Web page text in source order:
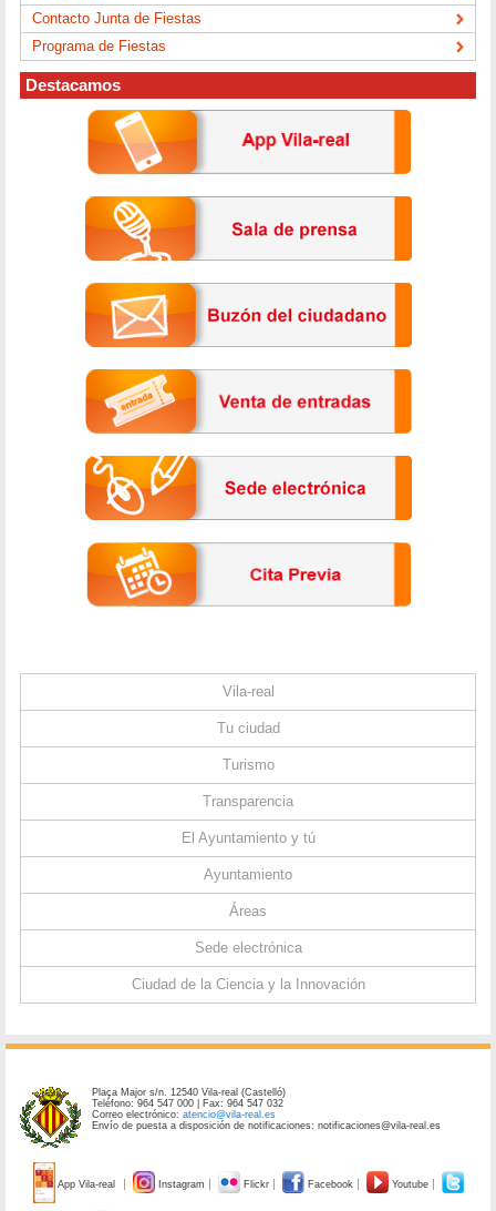
Contacto Junta de Fiestas
Programa de Fiestas
Destacamos
Vila-real
Tu ciudad
Turismo
Transparencia
El Ayuntamiento y tú
Ayuntamiento
Áreas
Sede electrónica
Ciudad de la Ciencia y la Innovación
Plaça Major s/n. 12540 Vila-real (Castelló)
Teléfono: 964 547 000 | Fax: 964 547 032
Correo electrónico:atencio@vila-real.es
Envío de puesta a disposición de notificaciones: notificaciones@vila-real.es
App Vila-real Instagram Flickr Facebook Youtube